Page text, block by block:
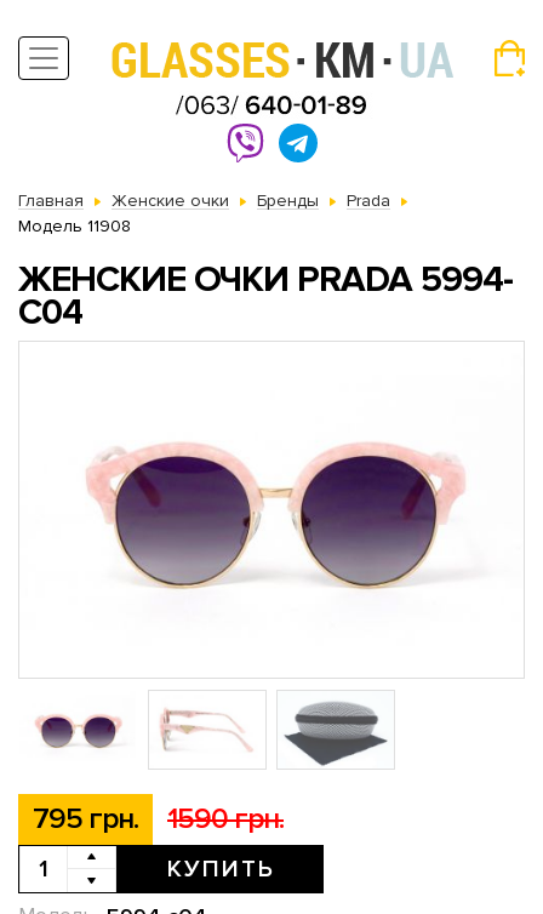
Главная Женские очки Бренды
Prada
Модель 11908
ЖЕНСКИЕ ОЧКИ PRADA 5994-
C04
795 грн. 1590 грн.
КУПИТЬ